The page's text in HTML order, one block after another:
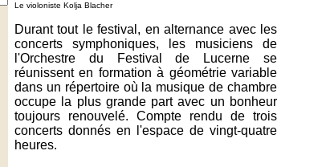
Le violoniste Kolja Blacher
Durant tout le festival, en alternance avec les
concerts symphoniques, les musiciens de
l'Orchestre du Festival de Lucerne se
réunissent en formation à géométrie variable
dans un répertoire où la musique de chambre
occupe la plus grande part avec un bonheur
toujours renouvelé. Compte rendu de trois
concerts donnés en l'espace de vingt-quatre
heures.